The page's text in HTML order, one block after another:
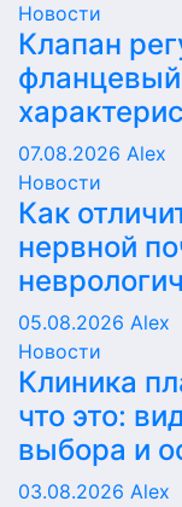
Новости
Клапан
фланцевый
07.08.2026 Alex
Новости
Как
нервной
05.08.2026 Alex
Новости
Клиника
что это:
выбора и
03.08.2026 Alex